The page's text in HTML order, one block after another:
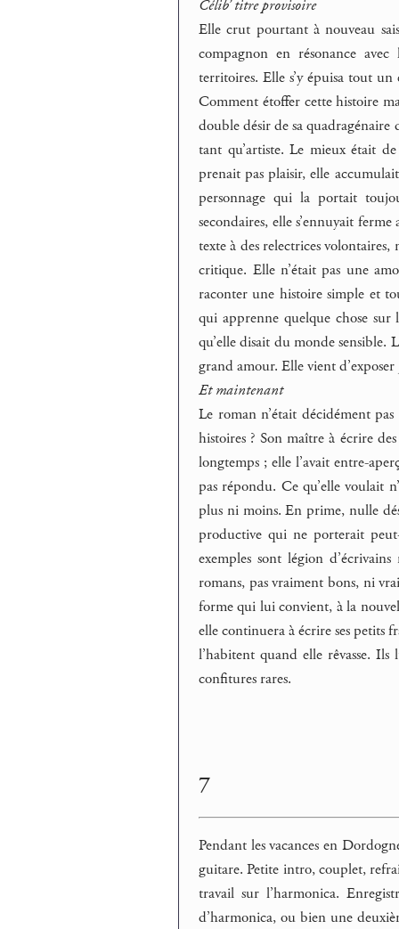
Célib’ titre provisoire
Elle crut pourtant à nouveau
compagnon en résonance avec
territoires. Elle s’y épuisa tout
Comment étoffer cette histoire
double désir de sa
tant qu’artiste. Le mieux était
prenait pas plaisir, elle
personnage qui la portait
secondaires, elle s’ennuyait
texte à des relectrices
critique. Elle n’était pas une
raconter une histoire simple et
qui apprenne quelque chose sur
qu’elle disait du monde
grand amour. Elle vient
Et maintenant
Le roman n’était décidément
histoires ? Son maître à écrire
longtemps ; elle l’avait entre-
pas répondu. Ce qu’elle voulait
plus ni moins. En prime, nulle
productive qui ne porterait
exemples sont légion
romans, pas vraiment bons, ni
forme qui lui convient, à la
elle continuera à écrire ses petits
l’habitent quand elle rêvasse.
confitures rares.
7
Pendant les vacances en
guitare. Petite intro, couplet,
travail sur l’harmonica.
d’harmonica, ou bien une